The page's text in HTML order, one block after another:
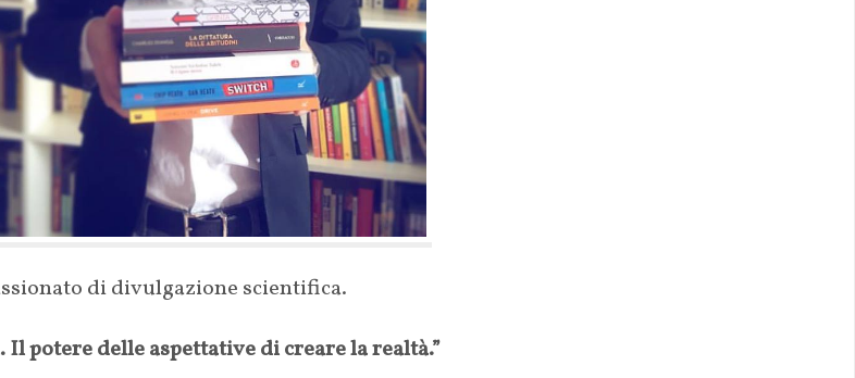
di divulgazione scientifica.
Il potere delle aspettative di creare la realtà.”